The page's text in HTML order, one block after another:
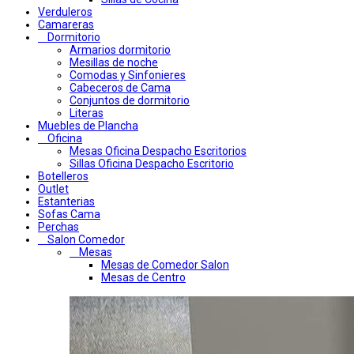
Verduleros
Camareras
Dormitorio
Armarios dormitorio
Mesillas de noche
Comodas y Sinfonieres
Cabeceros de Cama
Conjuntos de dormitorio
Literas
Muebles de Plancha
Oficina
Mesas Oficina Despacho Escritorios
Sillas Oficina Despacho Escritorio
Botelleros
Outlet
Estanterias
Sofas Cama
Perchas
Salon Comedor
Mesas
Mesas de Comedor Salon
Mesas de Centro